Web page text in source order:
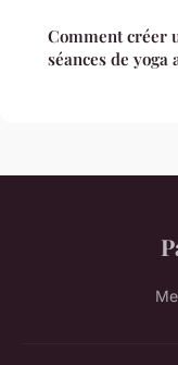
Comment créer
séances de yoga